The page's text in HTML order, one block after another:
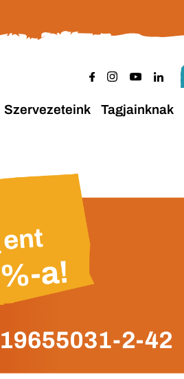
Szervezeteink Tagjainknak